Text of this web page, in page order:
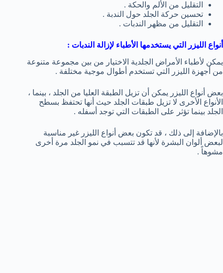
التقليل من الألم والحكة .
تحسين حركة الجلد حول الندبة .
التقليل من مظهر الندبات .
أنواع الليزر التي يستخدمها الأطباء لإزالة الندبات :
يمكن لأطباء الأمراض الجلدية الاختيار من بين مجموعة متنوعة
من أجهزة الليزر التي تستخدم أطوال موجية مختلفة .
بعض أنواع الليزر يمكن أن تزيل الطبقة العليا من الجلد ، بينما ،
الأنواع الأخرى لا تزيل طبقات الجلد حيث أنها تحتفظ بسطح
الجلد بينما تؤثر على الطبقات التي توجد أسفله .
بالإضافة إلى ذلك ، قد تكون بعض أنواع الليزر غير مناسبة
لبعض ألوان البشرة لأنها قد تتسبب في نمو الجلد مرة أخرى
مشوهاً .